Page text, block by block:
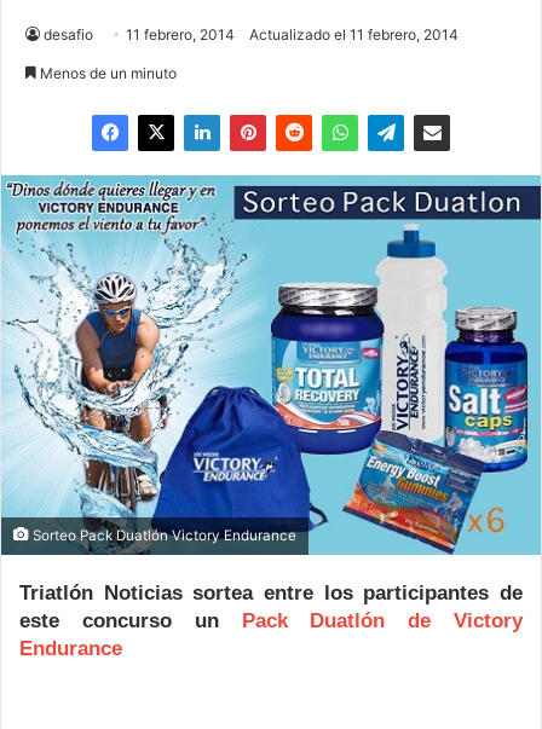
desafio 11 febrero, 2014 Actualizado el 11 febrero, 2014
Menos de un minuto
Sorteo Pack Duatlón Victory Endurance
Triatlón Noticias sortea entre los participantes de
este concurso un
Pack Duatlón de Victory
Endurance